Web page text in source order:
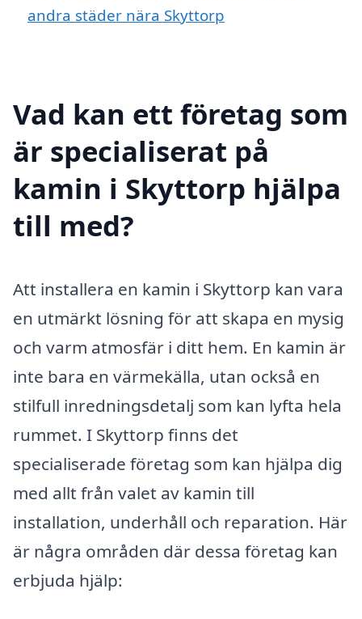
andra städer nära Skyttorp
Vad kan ett företag som
är specialiserat på
kamin i Skyttorp hjälpa
till med?
Att installera en kamin i Skyttorp kan vara
en utmärkt lösning för att skapa en mysig
och varm atmosfär i ditt hem. En kamin är
inte bara en värmekälla, utan också en
stilfull inredningsdetalj som kan lyfta hela
rummet. I Skyttorp finns det
specialiserade företag som kan hjälpa dig
med allt från valet av kamin till
installation, underhåll och reparation. Här
är några områden där dessa företag kan
erbjuda hjälp: